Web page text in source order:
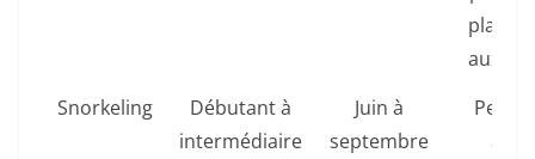
plage,
aux
Snorkeling
Débutant à
intermédiaire
Juin à
septembre
Peu